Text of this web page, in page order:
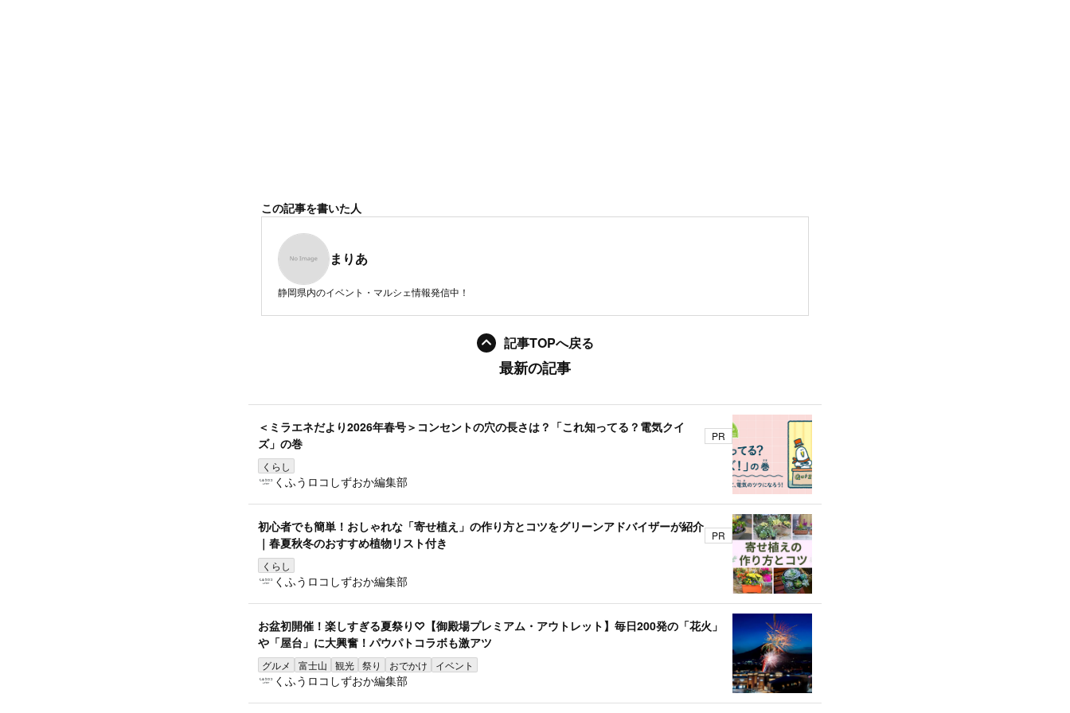
この記事を書いた人
まりあ
静岡県内のイベント・マルシェ情報発信中！
記事TOPへ戻る
最新の記事
＜ミラエネだより2026年春号＞コンセントの穴の長さは？「これ知ってる？電気クイ
ズ」の巻
くらし
くふうロコしずおか編集部
PR
初心者でも簡単！おしゃれな「寄せ植え」の作り方とコツをグリーンアドバイザーが紹介
｜春夏秋冬のおすすめ植物リスト付き
くらし
くふうロコしずおか編集部
PR
お盆初開催！楽しすぎる夏祭り♡【御殿場プレミアム・アウトレット】毎日200発の「花火」
や「屋台」に大興奮！パウパトコラボも激アツ
グルメ 富士山 観光 祭り おでかけ イベント
くふうロコしずおか編集部